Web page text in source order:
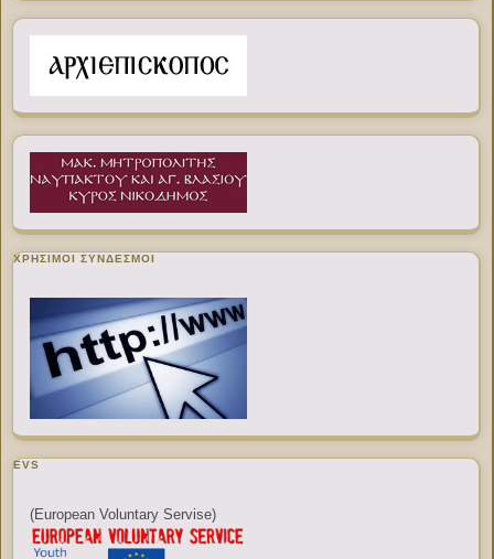
ΧΡΉΣΙΜΟΙ ΣΎΝΔΕΣΜΟΙ
EVS
(European Voluntary Servise)